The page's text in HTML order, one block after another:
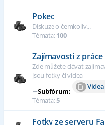
Pokec
Diskuze o čemkoliv...
Témata:100
Zajímavosti z práce
Zde můžete dávat
jsou fotky či videa--
⊢Subfórum:
Videa
Témata:5
Fotky ze serveru